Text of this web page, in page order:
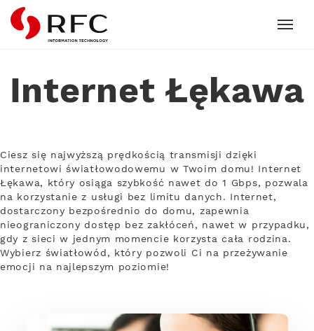
RFC
Internet Łękawa
Ciesz się najwyższą prędkością transmisji dzięki
internetowi światłowodowemu w Twoim domu! Internet
Łękawa, który osiąga szybkość nawet do 1 Gbps, pozwala
na korzystanie z usługi bez limitu danych. Internet,
dostarczony bezpośrednio do domu, zapewnia
nieograniczony dostęp bez zakłóceń, nawet w przypadku,
gdy z sieci w jednym momencie korzysta cała rodzina.
Wybierz światłowód, który pozwoli Ci na przeżywanie
emocji na najlepszym poziomie!